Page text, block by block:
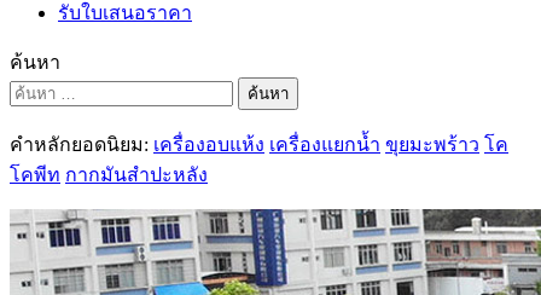
รับใบเสนอราคา
ค้นหา
ค้นหา
คำหลักยอดนิยม: เครื่องอบแห้ง เครื่องแยกน้ำ ขุยมะพร้าว โค
โคพีท กากมันสำปะหลัง